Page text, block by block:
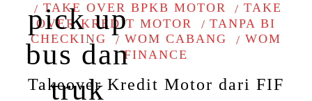
TAKE OVER BPKB MOTOR
TAKE
OVER KREDIT MOTOR
TANPA BI
CHECKING
WOM CABANG
WOM
FINANCE
Takeover Kredit Motor dari FIF